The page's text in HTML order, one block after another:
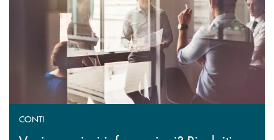
CONTI